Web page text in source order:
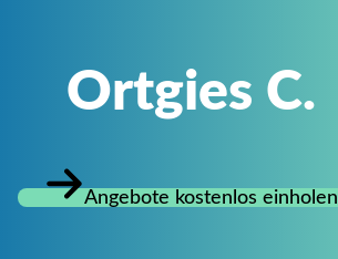
Ortgies C.
Angebote kostenlos einholen